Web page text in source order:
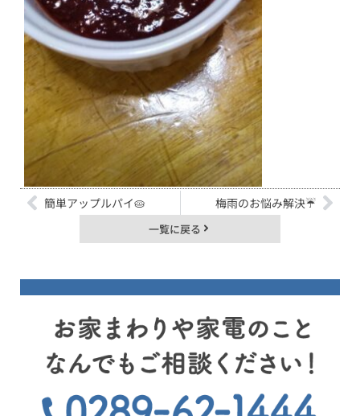
簡単アップルパイ🥧 梅雨のお悩み解決☔
一覧に戻る